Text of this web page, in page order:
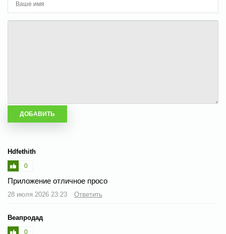
Hdfethith
0
Приложение отличное просо
28 июля 2026 23:23 Ответить
Веапродад
0